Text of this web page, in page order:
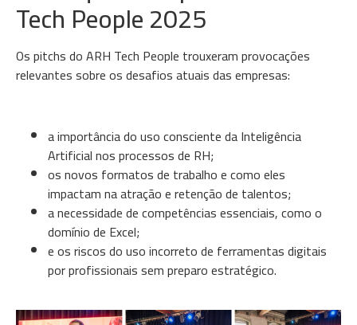
Tech People 2025
Os pitchs do ARH Tech People trouxeram provocações
relevantes sobre os desafios atuais das empresas:
a importância do uso consciente da Inteligência
Artificial nos processos de RH;
os novos formatos de trabalho e como eles
impactam na atração e retenção de talentos;
a necessidade de competências essenciais, como o
domínio de Excel;
e os riscos do uso incorreto de ferramentas digitais
por profissionais sem preparo estratégico.